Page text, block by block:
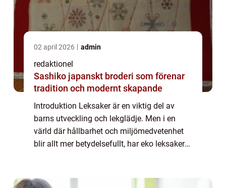
02 april 2026 admin
redaktionel
Sashiko japanskt broderi som förenar
tradition och modernt skapande
Introduktion Leksaker är en viktig del av
barns utveckling och lekglädje. Men i en
värld där hållbarhet och miljömedvetenhet
blir allt mer betydelsefullt, har eko leksaker